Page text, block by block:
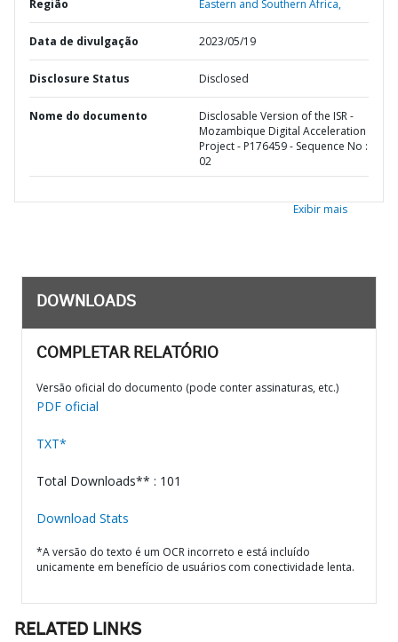
Região Eastern and Southern Africa,
Data de divulgação 2023/05/19
Disclosure Status Disclosed
Nome do documento
Disclosable Version of the ISR -
Mozambique Digital Acceleration
Project - P176459 - Sequence No :
02
Exibir mais
DOWNLOADS
COMPLETAR RELATÓRIO
Versão oficial do documento (pode conter assinaturas, etc.)
PDF oficial
TXT*
Total Downloads** : 101
Download Stats
*A versão do texto é um OCR incorreto e está incluído
unicamente em benefício de usuários com conectividade lenta.
RELATED LINKS